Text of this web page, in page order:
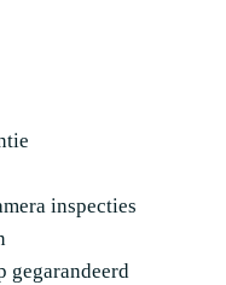
inspecties
gegarandeerd